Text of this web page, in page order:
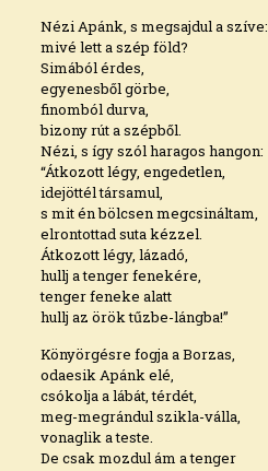
Nézi Apánk, s megsajdul a szíve:
mivé lett a szép föld?
Simából érdes,
egyenesből görbe,
finomból durva,
bizony rút a szépből.
Nézi, s így szól haragos hangon:
“Átkozott légy, engedetlen,
idejöttél társamul,
s mit én bölcsen megcsináltam,
elrontottad suta kézzel.
Átkozott légy, lázadó,
hullj a tenger fenekére,
tenger feneke alatt
hullj az örök tűzbe-lángba!”
Könyörgésre fogja a Borzas,
odaesik Apánk elé,
csókolja a lábát, térdét,
meg-megrándul szikla-válla,
vonaglik a teste.
De csak mozdul ám a tenger